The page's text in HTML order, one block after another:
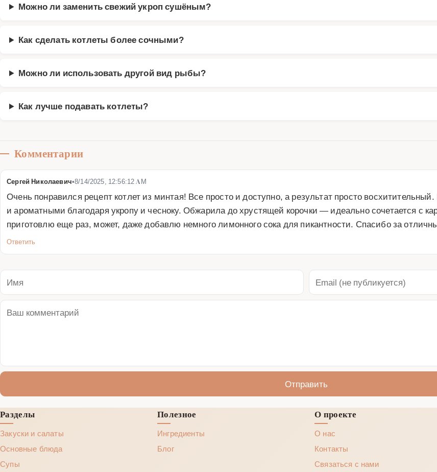
Можно ли заменить свежий укроп сушёным?
Как сделать котлеты более сочными?
Можно ли использовать другой вид рыбы?
Как лучше подавать котлеты?
Комментарии
Сергей Николаевич•8/14/2025, 12:56:12 AM
Очень понравился рецепт котлет из минтая! Все просто и доступно, а результат просто
и ароматными благодаря укропу и чесноку. Обжарила до хрустящей корочки — идеально сочетается с
приготовлю еще раз, может, даже добавлю немного лимонного сока для пикантности. Спасибо за
Ответить
Отправить
Разделы
Закуски и салаты
Основные блюда
Супы
Полезное
Ингредиенты
Блог
О проекте
О нас
Контакты
Связаться с нами